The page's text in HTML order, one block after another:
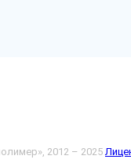
2012 – 2025